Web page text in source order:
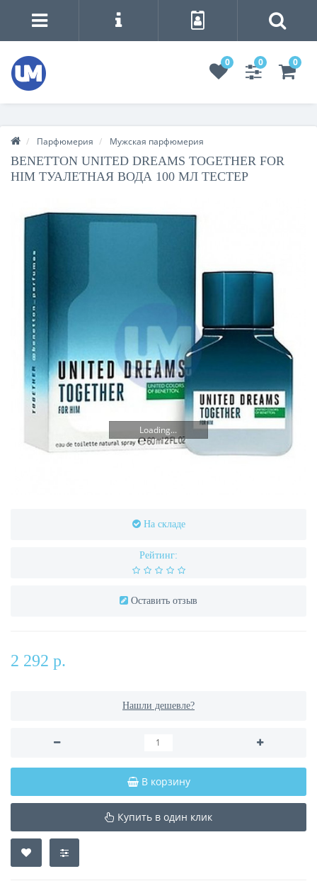
0 0 0
Парфюмерия Мужская парфюмерия
BENETTON UNITED DREAMS TOGETHER FOR
HIM ТУАЛЕТНАЯ ВОДА 100 МЛ ТЕСТЕР
Loading...
На складе
Рейтинг:
Оставить отзыв
2 292 р.
Нашли дешевле?
В корзину
Купить в один клик